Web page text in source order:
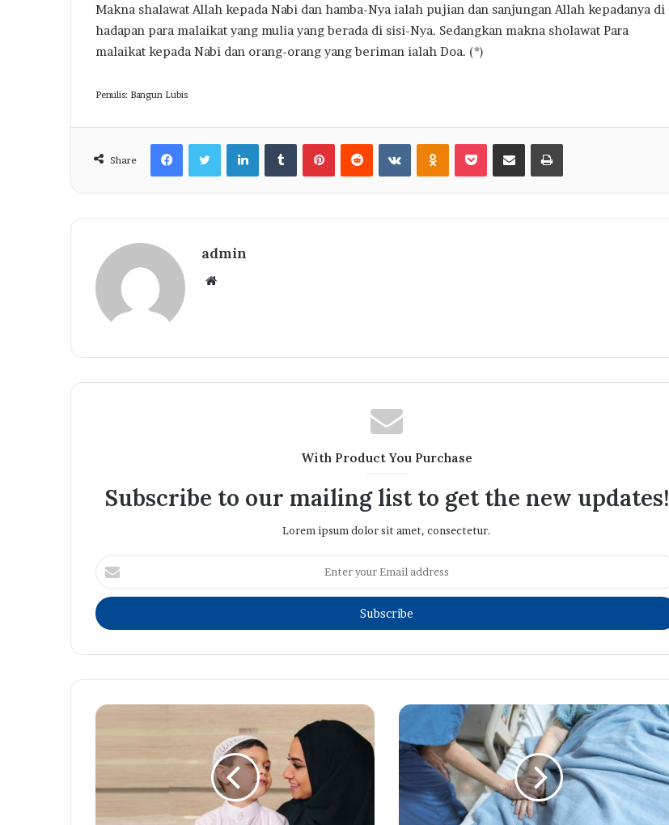
Makna shalawat Allah kepada Nabi dan hamba-Nya ialah pujian dan sanjungan Allah kepadanya di
hadapan para malaikat yang mulia yang berada di sisi-Nya. Sedangkan makna sholawat Para
malaikat kepada Nabi dan orang-orang yang beriman ialah Doa. (*)
Penulis: Bangun Lubis
Share
FacebookTwitterLinkedInTumblrPinterestReddit VKontakteOdnoklassniki
Pocket Share via Email Print
admin
Website
With Product You Purchase
Subscribe to our mailing list to get the new updates!
Lorem ipsum dolor sit amet, consectetur.
Enter
your
Email
address